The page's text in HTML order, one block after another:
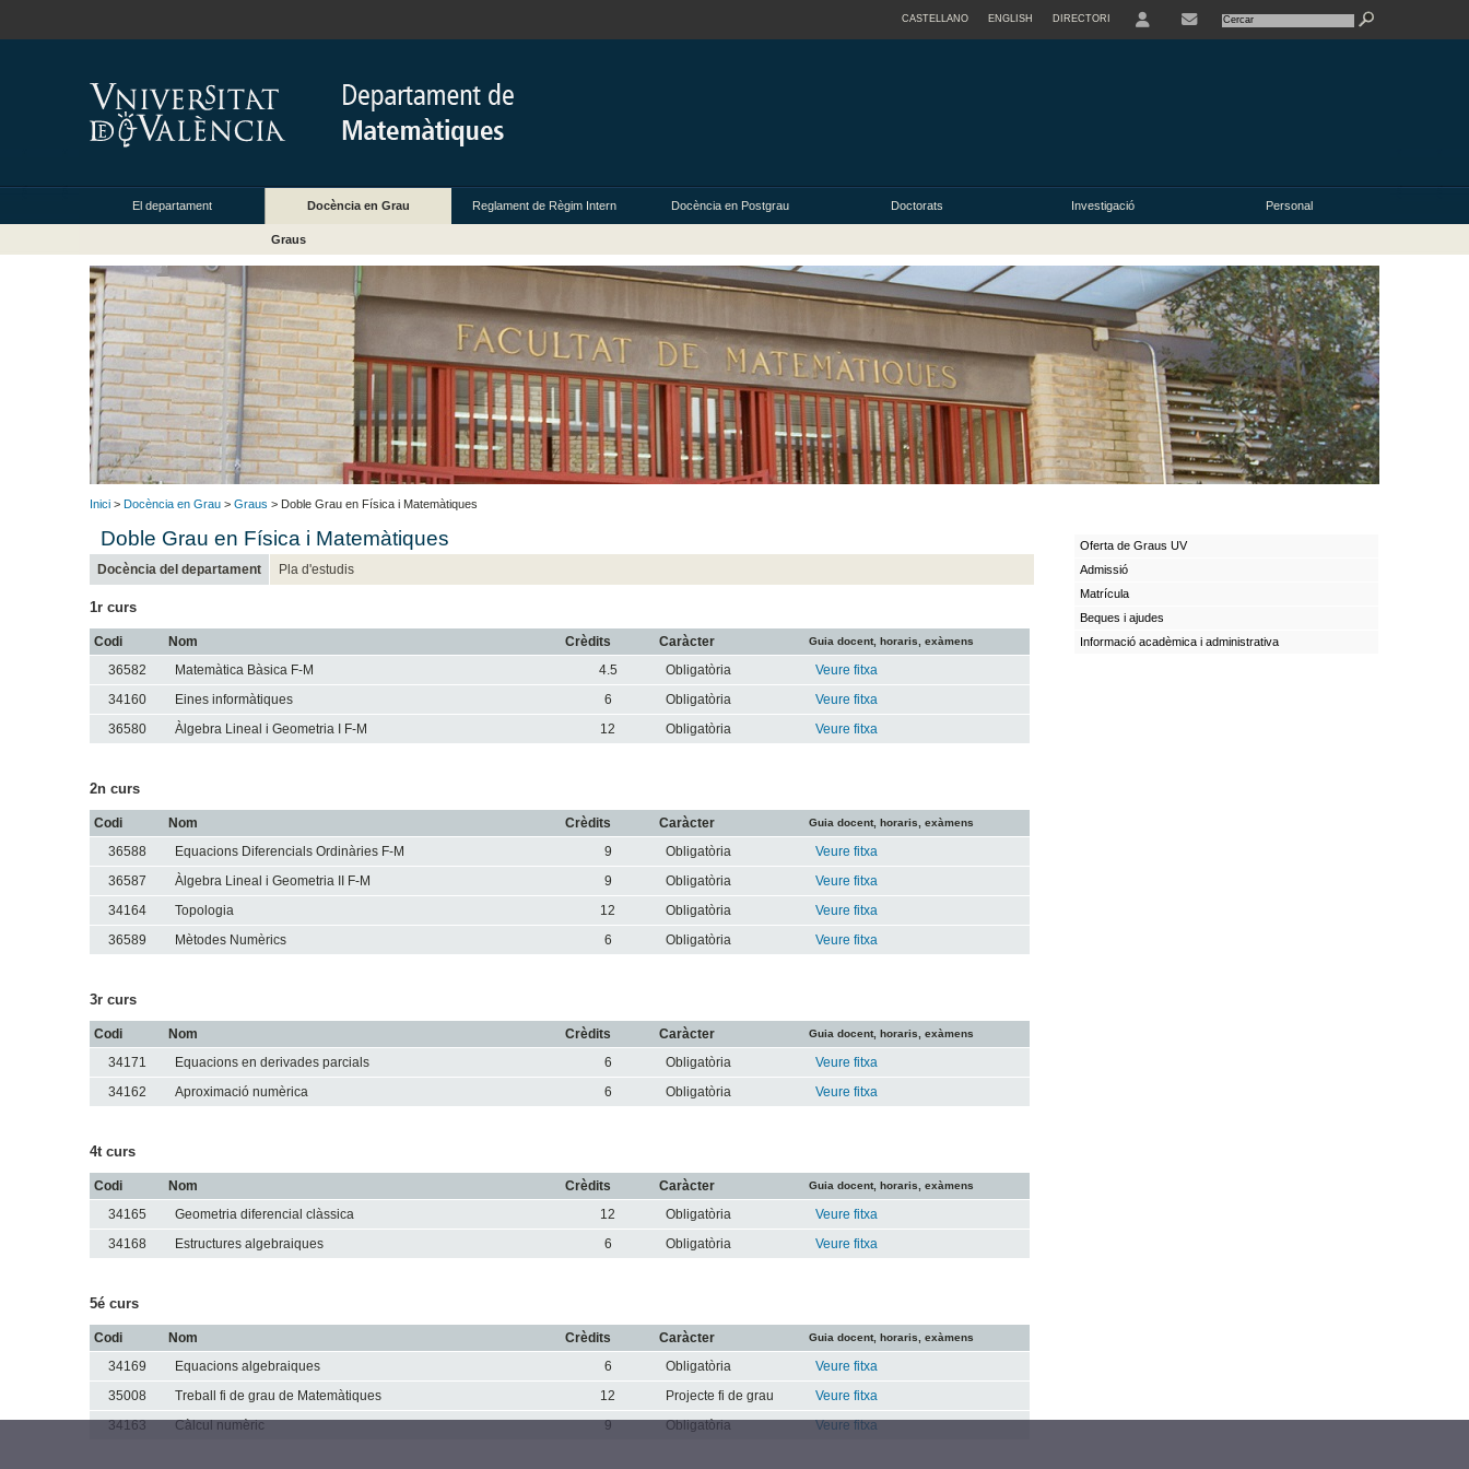
CASTELLANO ENGLISH DIRECTORI
El departament Docència en Grau Reglament de Règim Intern Docència en Postgrau Doctorats Investigació Personal
Graus
Inici > Docència en Grau > Graus > Doble Grau en Física i Matemàtiques
Doble Grau en Física i Matemàtiques
Docència del departament Pla d'estudis
1r curs
Codi Nom Crèdits Caràcter Guia docent, horaris, exàmens
36582 Matemàtica Bàsica F-M 4.5 Obligatòria
Veure fitxa
34160
Eines informàtiques 6 Obligatòria
Veure fitxa
36580
Àlgebra Lineal i Geometria I F-M 12 Obligatòria Veure fitxa
2n curs
Codi Nom Crèdits Caràcter Guia docent, horaris, exàmens
36588 Equacions Diferencials Ordinàries F-M 9 Obligatòria
Veure fitxa
36587
Àlgebra Lineal i Geometria II F-M 9 Obligatòria
Veure fitxa
34164
Topologia 12 Obligatòria
Veure fitxa
36589
Mètodes Numèrics 6 Obligatòria Veure fitxa
3r curs
Codi Nom Crèdits Caràcter Guia docent, horaris, exàmens
34171 Equacions en derivades parcials 6 Obligatòria
Veure fitxa
34162
Aproximació numèrica 6 Obligatòria Veure fitxa
4t curs
Codi Nom Crèdits Caràcter Guia docent, horaris, exàmens
34165 Geometria diferencial clàssica 12 Obligatòria
Veure fitxa
34168
Estructures algebraiques 6 Obligatòria Veure fitxa
5é curs
Codi Nom Crèdits Caràcter Guia docent, horaris, exàmens
34169 Equacions algebraiques 6 Obligatòria
Veure fitxa
35008
Treball fi de grau de Matemàtiques 12 Projecte fi de grau
Veure fitxa
34163
Càlcul numèric 9 Obligatòria Veure fitxa
Oferta de Graus UV
Admissió
Matrícula
Beques i ajudes
Informació acadèmica i administrativa